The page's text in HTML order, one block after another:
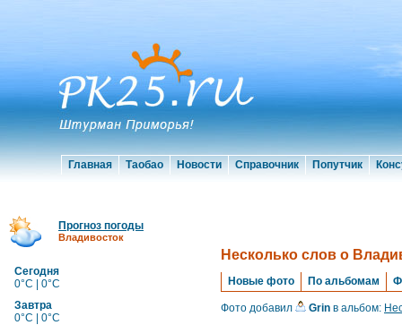
Главная Таобао Новости Справочник Попутчик
Прогноз погоды
Владивосток
Сегодня
0°C | 0°C
Завтра
0°C | 0°C
Несколько слов о
Новые фото По альбомам
Фото добавил Grin в альбом: